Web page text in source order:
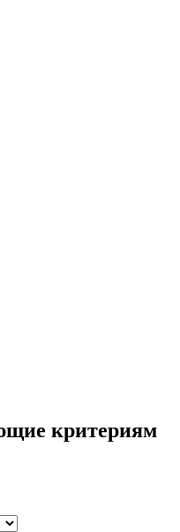
критериям